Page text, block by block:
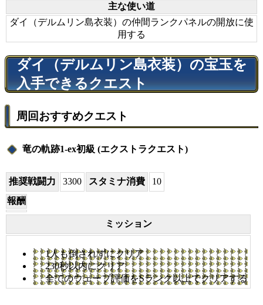
主な使い道
ダイ（デルムリン島衣装）の仲間ランクパネルの開放に使
用する
ダイ（デルムリン島衣装）の宝玉を
入手できるクエスト
周回おすすめクエスト
竜の軌跡1-ex初級 (エクストラクエスト)
推奨戦闘力 3300 スタミナ消費
10
報酬
ミッション
1人も倒されずにクリア
230秒以内にクリア
全てのウェーブ評価をSランク以上でクリアする